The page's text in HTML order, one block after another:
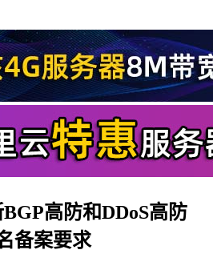
高防和DDoS高防
备案要求